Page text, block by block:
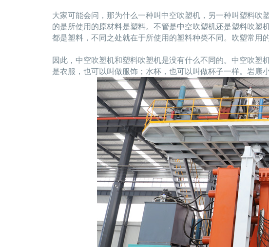
大家可能会问，那为什么一种叫中空吹塑机，另一种叫塑料
的是所使用的原材料是塑料。不管是中空吹塑机还是塑料吹
都是塑料，不同之处就在于所使用的塑料种类不同。吹塑常用
因此，中空吹塑机和塑料吹塑机是没有什么不同的。中空吹
是衣服，也可以叫做服饰；水杯，也可以叫做杯子一样。岩康